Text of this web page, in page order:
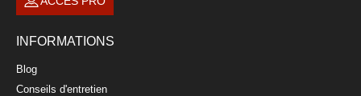
INFORMATIONS
Blog
Conseils d'entretien